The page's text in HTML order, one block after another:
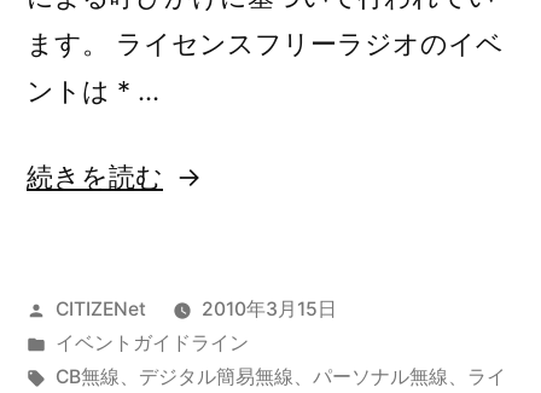
ます。 ライセンスフリーラジオのイベ
ントは * …
“2010
動
運
続きを読む
投
稿
者:
CITIZENet
2010年3月15日
カ
テ
イベントガイドライン
タ
CB無線、 デジタル簡易無線、 パーソナル無線、 ライ